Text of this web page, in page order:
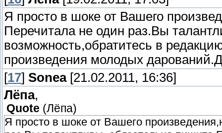
Я просто в шоке от Вашего
Перечитала не один раз.Вы
возможность,обратитесь в
произведения молодых
[17] Sonea[21.02.2011, 16:36]
Лёпа,
Quote (Лёпа)
Я просто в шоке от Вашего